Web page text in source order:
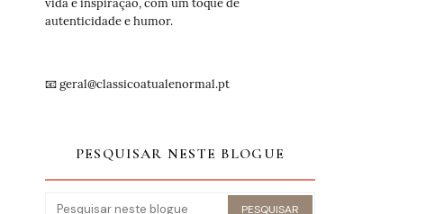
autenticidade e humor.
📧 geral@classicoatualenormal.pt
PESQUISAR NESTE BLOGUE